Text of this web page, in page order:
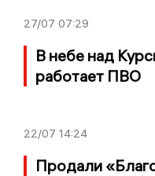
27/07 07:29
В небе над
работает ПВО
22/07 14:24
Продали